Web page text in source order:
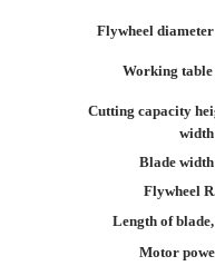
Flywheel
Working table
Cutting capacity
Blade
Flywheel
Length of
Motor